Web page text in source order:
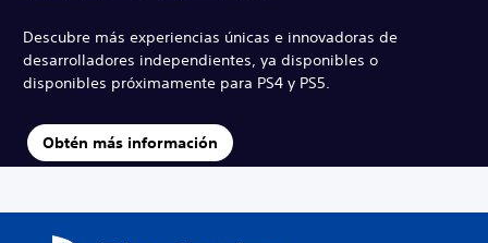
Descubre más experiencias únicas e innovadoras de
desarrolladores independientes, ya disponibles o
disponibles próximamente para PS4 y PS5.
Obtén más información